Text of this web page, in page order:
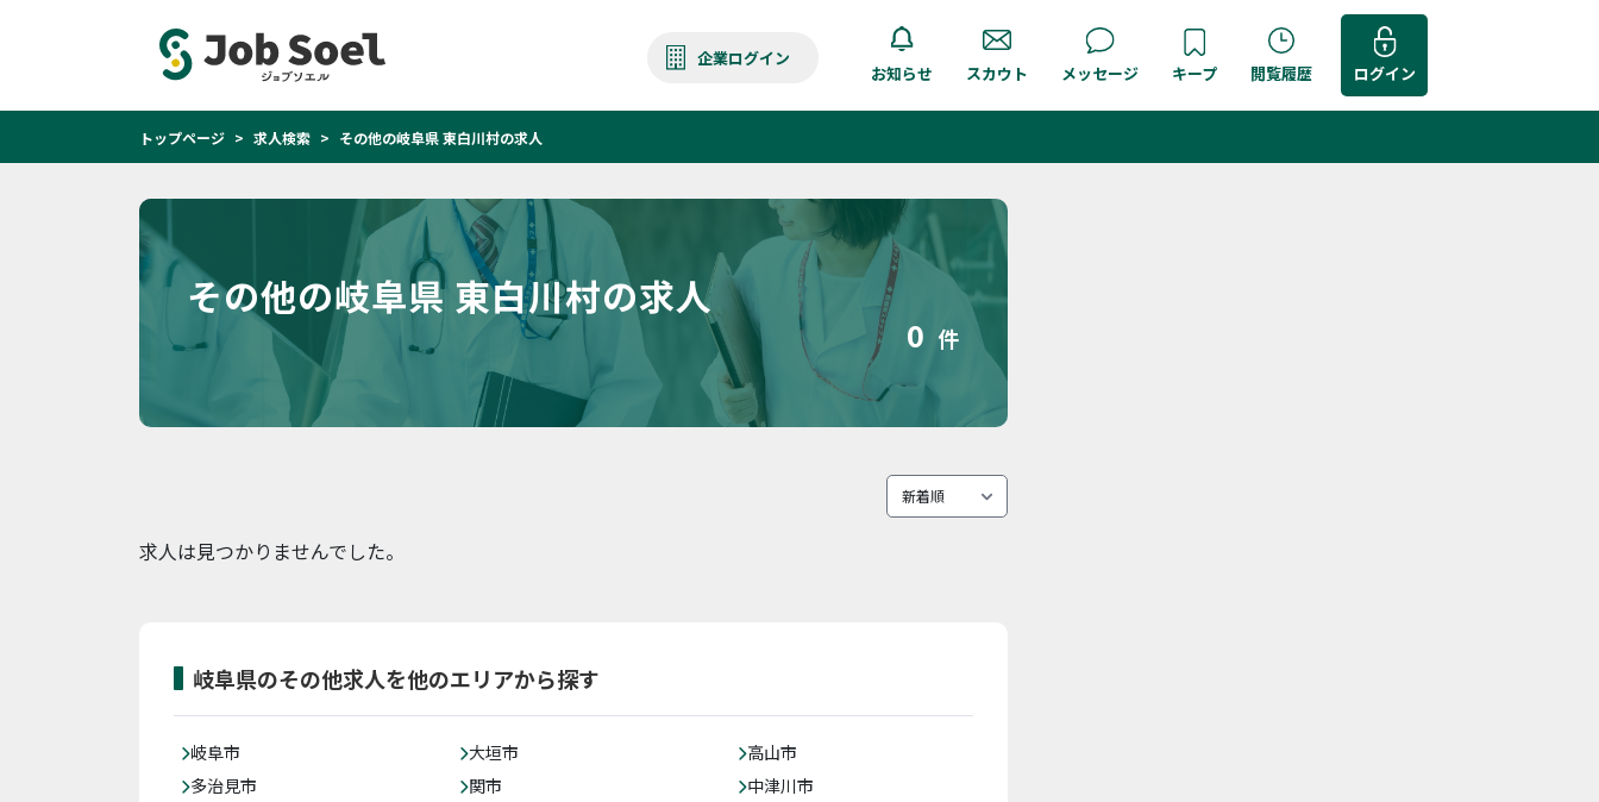
企業ログイン
お知らせ スカウト メッセージ キープ 閲覧履歴 ログイン
トップページ 求人検索 その他の岐阜県 東白川村の求人
その他の岐阜県 東白川村の求人
0 件
求人は見つかりませんでした。
岐阜県のその他求人を他のエリアから探す
岐阜市 大垣市
高山市
多治見市
関市
中津川市